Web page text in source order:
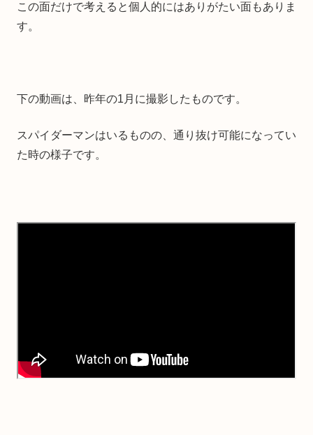
この面だけで考えると個人的にはありがたい面もありま
す。
下の動画は、昨年の1月に撮影したものです。
スパイダーマンはいるものの、通り抜け可能になってい
た時の様子です。